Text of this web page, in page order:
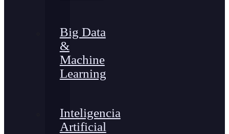
Big Data
&
Machine
Learning
Inteligencia
Artificial